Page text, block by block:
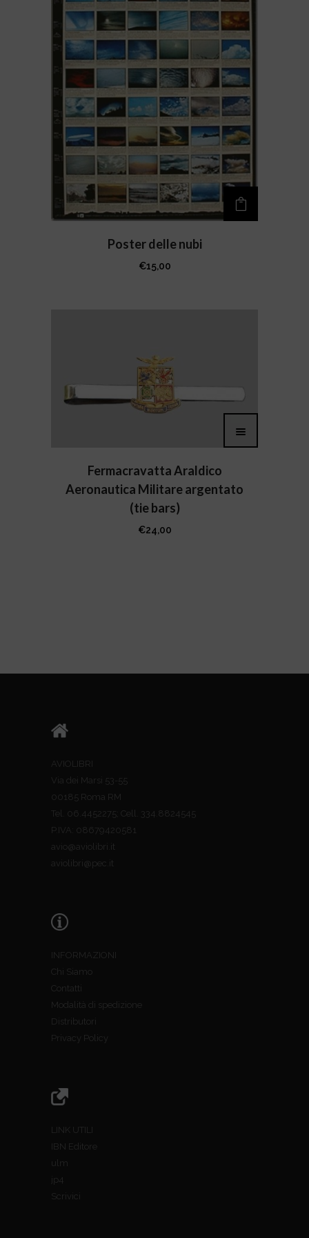
Poster delle nubi
€15,00
Fermacravatta Araldico
Aeronautica Militare argentato
(tie bars)
€24,00
AVIOLIBRI
Via dei Marsi 53-55
00185 Roma RM
Tel. 06.4452275; Cell. 334.8824545
P.IVA: 08679420581
avio@aviolibri.it
aviolibri@pec.it
INFORMAZIONI
Chi Siamo
Contatti
Modalità di spedizione
Distributori
Privacy Policy
LINK UTILI
IBN Editore
ulm
jp4
Scrivici